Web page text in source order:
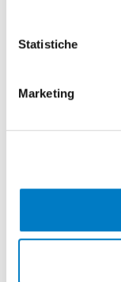
Statistiche
Marketing